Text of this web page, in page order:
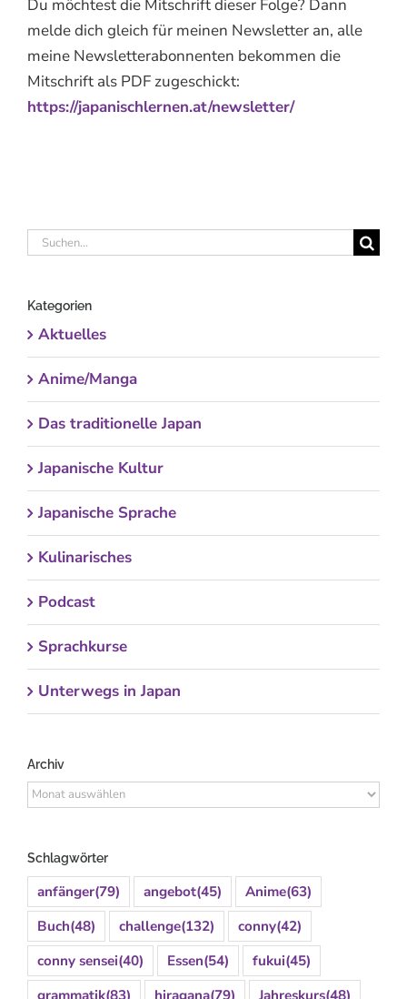
Du möchtest die Mitschrift dieser Folge? Dann
melde dich gleich für meinen Newsletter an, alle
meine Newsletterabonnenten bekommen die
Mitschrift als PDF zugeschickt:
https://japanischlernen.at/newsletter/
Suche
Kategorien
Aktuelles
Anime/Manga
Das traditionelle Japan
Japanische Kultur
Japanische Sprache
Kulinarisches
Podcast
Sprachkurse
Unterwegs in Japan
Archiv
Archiv
Schlagwörter
anfänger(79) angebot(45) Anime(63)
Buch(48) challenge(132) conny(42)
conny sensei(40) Essen(54) fukui(45)
grammatik(83) hiragana(79) Jahreskurs(48)